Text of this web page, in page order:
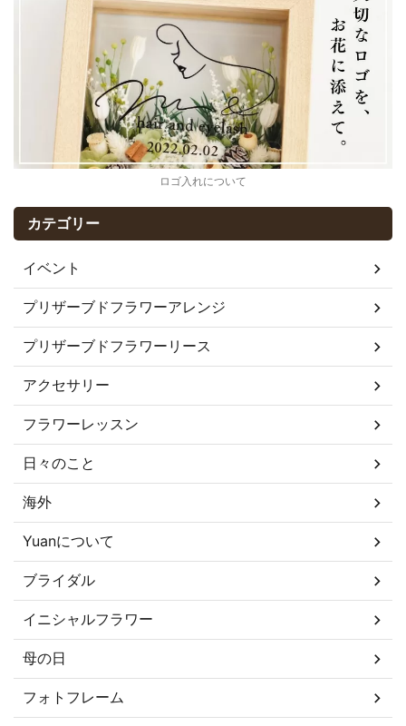
ロゴ入れについて
カテゴリー
イベント
プリザーブドフラワーアレンジ
プリザーブドフラワーリース
アクセサリー
フラワーレッスン
日々のこと
海外
Yuanについて
ブライダル
イニシャルフラワー
母の日
フォトフレーム